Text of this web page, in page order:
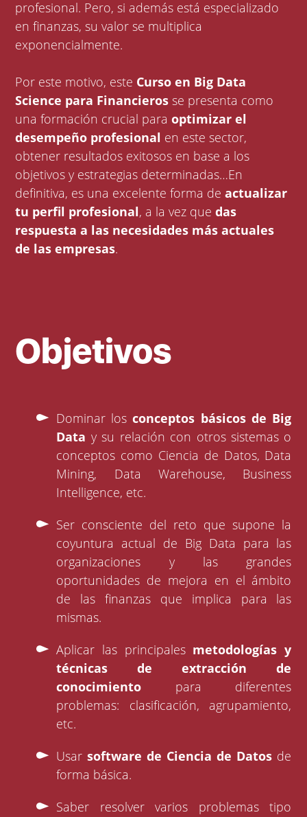
profesional. Pero, si además está especializado
en finanzas, su valor se multiplica
exponencialmente.
Por este motivo, este Curso en Big Data
Science para Financieros se presenta como
una formación crucial paraoptimizar el
desempeño profesional en este sector,
obtener resultados exitosos en base a los
objetivos y estrategias determinadas…En
definitiva, es una excelente forma deactualizar
tu perfil profesional, a la vez quedas
respuesta a las necesidades más actuales
de las empresas.
Objetivos
Dominar losconceptos básicos de Big
Data y su relación con otros sistemas o
conceptos como Ciencia de Datos, Data
Mining, Data Warehouse, Business
Intelligence, etc.
Ser consciente del reto que supone la
coyuntura actual de Big Data para las
organizaciones y las grandes
oportunidades de mejora en el ámbito
de las finanzas que implica para las
mismas.
Aplicar las principales metodologías y
técnicas de extracción de
conocimiento para diferentes
problemas: clasificación, agrupamiento,
etc.
Usarsoftware de Ciencia de Datos de
forma básica.
Saber resolver varios problemas tipo